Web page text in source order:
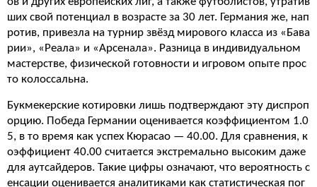
ших свой потенциал в возрасте за 30 лет. Германия же, нап
ротив, привезла на турнир звёзд мирового класса из «Бава
рии», «Реала» и «Арсенала». Разница в индивидуальном
мастерстве, физической готовности и игровом опыте прос
то колоссальна.
Букмекерские котировки лишь подтверждают эту диспроп
орцию. Победа Германии оценивается коэффициентом 1.0
5, в то время как успех Кюрасао — 40.00. Для сравнения, к
оэффициент 40.00 считается экстремально высоким даже
для аутсайдеров. Такие цифры означают, что вероятность с
енсации оценивается аналитиками как статистическая пог